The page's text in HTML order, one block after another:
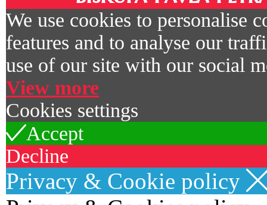
We use cookies to personalise
features and to analyse our
use of our site with our social
View more
Cookies settings
Accept
Decline
Privacy & Cookie policy